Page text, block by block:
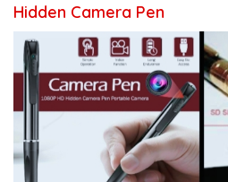
Hidden Camera Pen